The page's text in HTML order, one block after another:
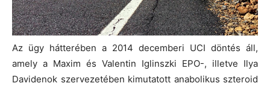
Az ügy hátterében a 2014 decemberi UCI döntés áll,
amely a Maxim és Valentin Iglinszki EPO-, illetve Ilya
Davidenok szervezetében kimutatott anabolikus szteroid